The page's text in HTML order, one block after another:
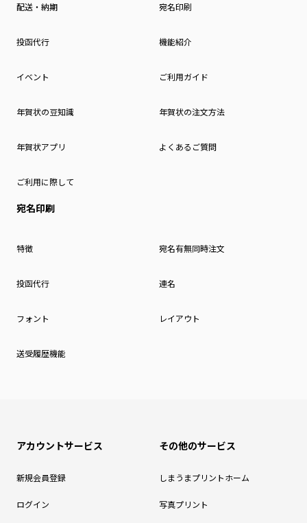
配送・納期 宛名印刷
投函代行 機能紹介
イベント ご利用ガイド
年賀状の豆知識 年賀状の注文方法
年賀状アプリ よくあるご質問
ご利用に際して
宛名印刷
特徴 宛名有無同時注文
投函代行 連名
フォント レイアウト
送受履歴機能
アカウントサービス
新規会員登録
ログイン
その他のサービス
しまうまプリントホーム
写真プリント